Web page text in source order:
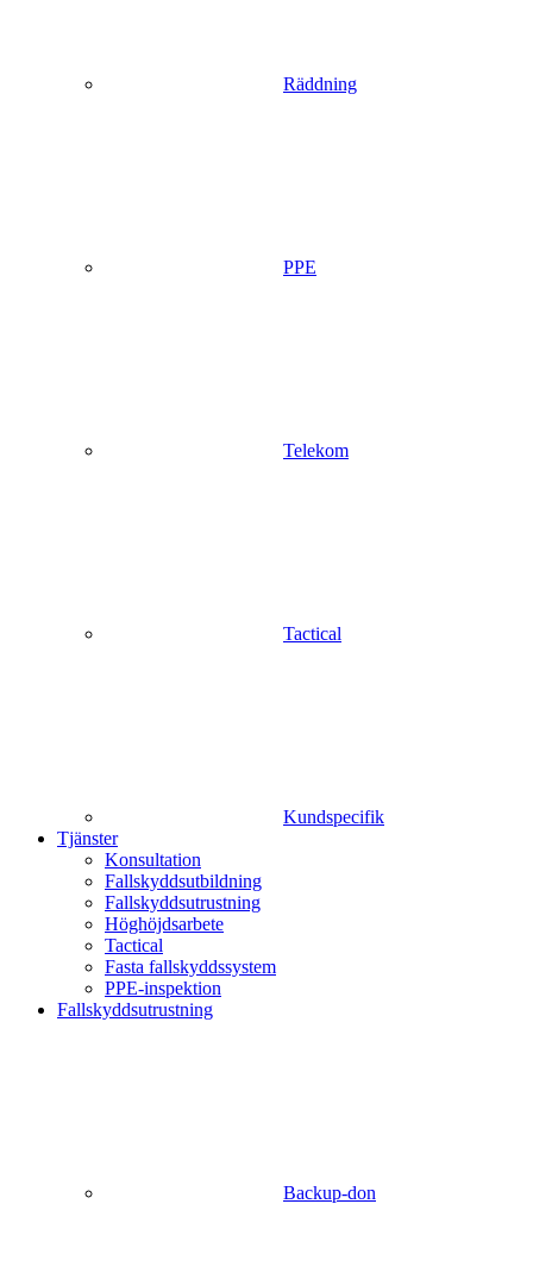
Räddning
PPE
Telekom
Tactical
Kundspecifik
Tjänster
Konsultation
Fallskyddsutbildning
Fallskyddsutrustning
Höghöjdsarbete
Tactical
Fasta fallskyddssystem
PPE-inspektion
Fallskyddsutrustning
Backup-don